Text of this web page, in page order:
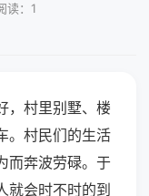
读：1
，村里别墅、楼
。村民们的生活
而奔波劳碌。于
就会时不时的到